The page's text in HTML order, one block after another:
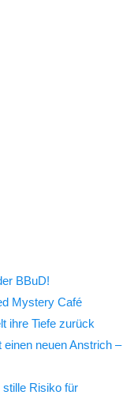
BBuD!
Mystery Café
ihre Tiefe zurück
neuen Anstrich –
Risiko für